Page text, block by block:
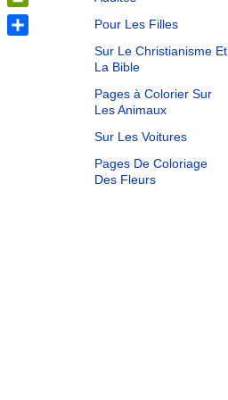
Pour Les Filles
Sur Le Christianisme Et
La Bible
Pages à Colorier Sur
Les Animaux
Sur Les Voitures
Pages De Coloriage
Des Fleurs
PrintFriendly